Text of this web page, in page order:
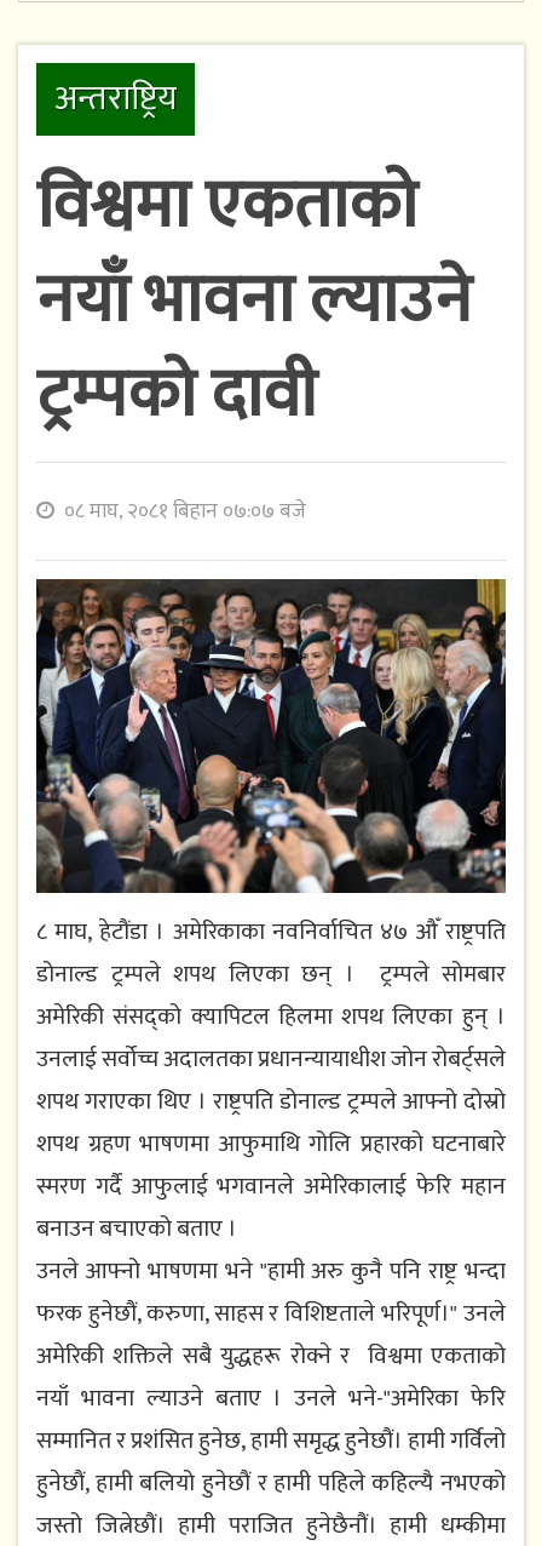
अन्तराष्ट्रिय
विश्वमा एकताको
नयाँ भावना ल्याउने
ट्रम्पको दावी
०८ माघ, २०८१ बिहान ०७:०७ बजे
८ माघ, हेटौंडा । अमेरिकाका नवनिर्वाचित ४७ औँ राष्ट्रपति
डोनाल्ड ट्रम्पले शपथ लिएका छन् । ट्रम्पले सोमबार
अमेरिकी संसद्को क्यापिटल हिलमा शपथ लिएका हुन् ।
उनलाई सर्वोच्च अदालतका प्रधानन्यायाधीश जोन रोबर्ट्सले
शपथ गराएका थिए । राष्ट्रपति डोनाल्ड ट्रम्पले आफ्नो दोस्रो
शपथ ग्रहण भाषणमा आफुमाथि गोलि प्रहारको घटनाबारे
स्मरण गर्दै आफुलाई भगवानले अमेरिकालाई फेरि महान
बनाउन बचाएको बताए ।
उनले आफ्नो भाषणमा भने "हामी अरु कुनै पनि राष्ट्र भन्दा
फरक हुनेछौं, करुणा, साहस र विशिष्टताले भरिपूर्ण।" उनले
अमेरिकी शक्तिले सबै युद्धहरू रोक्ने र विश्वमा एकताको
नयाँ भावना ल्याउने बताए । उनले भने-"अमेरिका फेरि
सम्मानित र प्रशंसित हुनेछ, हामी समृद्ध हुनेछौं। हामी गर्विलो
हुनेछौं, हामी बलियो हुनेछौं र हामी पहिले कहिल्यै नभएको
जस्तो जित्नेछौं। हामी पराजित हुनेछैनौं। हामी धम्कीमा